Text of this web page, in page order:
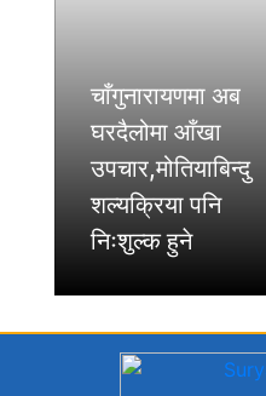
चाँगुनारायणमा अब
घरदैलोमा आँखा
उपचार,मोतियाबिन्दु
शल्यक्रिया पनि
निःशुल्क हुने